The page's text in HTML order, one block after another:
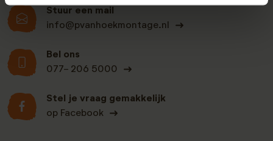
Stuur een mail
info@pvanhoekmontage.nl
Bel ons
077- 206 5000
Stel je vraag gemakkelijk
op Facebook